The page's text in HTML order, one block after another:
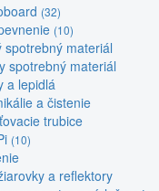
(32)
(10)
spotrebný materiál
spotrebný materiál
a lepidlá
a čistenie
trubice
(10)
a reflektory